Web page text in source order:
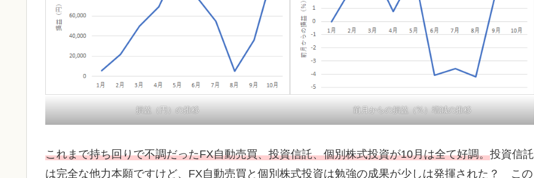
損益（円）の推移 前月からの損益（%）増減の推移
これまで持ち回りで不調だったFX自動売買、投資信託、個別株式投資が10月は全て好調。投資信託
は完全な他力本願ですけど、FX自動売買と個別株式投資は勉強の成果が少しは発揮された？ この